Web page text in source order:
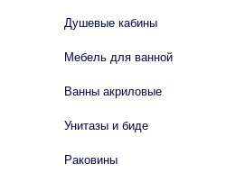
Душевые кабины
Мебель для ванной
Ванны акриловые
Унитазы и биде
Раковины